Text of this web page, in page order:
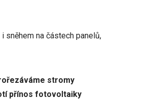
sněhem na částech panelů,
stromy
přínos fotovoltaiky